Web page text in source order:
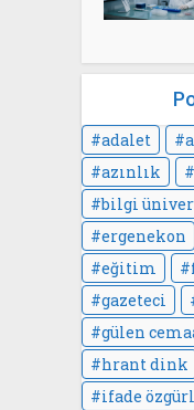
adalet
azınlık
bilgi
ergenekon
eğitim
gazeteci
gülen
hrant dink
ifade